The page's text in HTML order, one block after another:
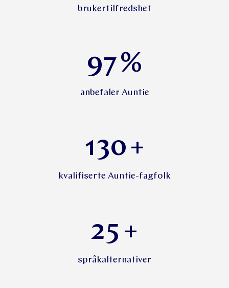
brukertilfredshet
97%
anbefaler Auntie
130 +
kvalifiserte Auntie-fagfolk
25 +
språkalternativer